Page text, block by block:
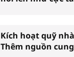
Kích hoạt quỹ
Thêm nguồn